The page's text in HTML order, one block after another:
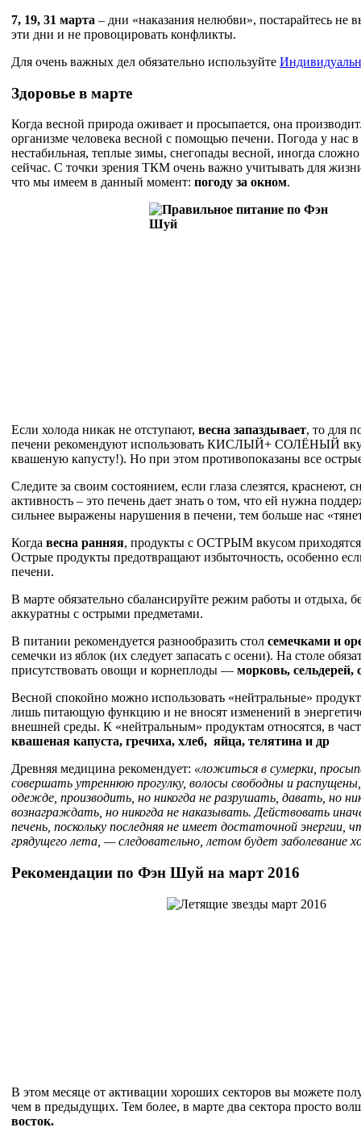
7, 19, 31 марта – дни «наказания нелюбви», постарайтесь не
эти дни и не провоцировать конфликты.
Для очень важных дел обязательно используйте
Здоровье в марте
Когда весной природа оживает и просыпается, она
организме человека весной с помощью печени. Погода у нас в
нестабильная, теплые зимы, снегопады весной, иногда сложно
сейчас. С точки зрения ТКМ очень важно учитывать для
что мы имеем в данный момент: погоду за окном.
Если холода никак не отступают, весна запаздывает, то для
печени рекомендуют использовать КИСЛЫЙ+ СОЛЁНЫЙ
квашеную капусту!). Но при этом противопоказаны все
Следите за своим состоянием, если глаза слезятся, краснеют,
активность – это печень дает знать о том, что ей нужна
сильнее выражены нарушения в печени, тем больше нас
Когда весна ранняя, продукты с ОСТРЫМ вкусом приходятся
Острые продукты предотвращают избыточность, особенно
печени.
В марте обязательно сбалансируйте режим работы и отдыха,
аккуратны с острыми предметами.
В питании рекомендуется разнообразить стол семечками и
семечки из яблок (их следует запасать с осени). На столе
присутствовать овощи и корнеплоды — морковь, сельдерей,
Весной спокойно можно использовать «нейтральные»
лишь питающую функцию и не вносят изменений в
внешней среды. К «нейтральным» продуктам относятся, в
квашеная капуста, гречиха, хлеб, яйца, телятина и др
Древняя медицина рекомендует: «ложиться в сумерки,
совершать утреннюю прогулку, волосы свободны и
одежде, производить, но никогда не разрушать, давать, но
вознаграждать, но никогда не наказывать. Действовать
печень, поскольку последняя не имеет достаточной энергии,
грядущего лета, — следовательно, летом будет заболевание
Рекомендации по Фэн Шуй на март 2016
В этом месяце от активации хороших секторов вы можете
чем в предыдущих. Тем более, в марте два сектора просто
восток.